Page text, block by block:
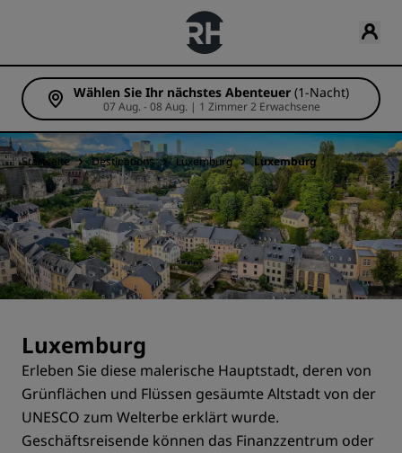
Wählen Sie Ihr nächstes Abenteuer (1-Nacht)
07 Aug. - 08 Aug. | 1 Zimmer 2 Erwachsene
Startseite Destinations Luxemburg Luxemburg
Luxemburg
Erleben Sie diese malerische Hauptstadt, deren von
Grünflächen und Flüssen gesäumte Altstadt von der
UNESCO zum Welterbe erklärt wurde.
Geschäftsreisende können das Finanzzentrum oder